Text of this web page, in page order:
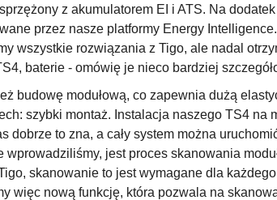
z akumulatorem EI i ATS. Na
przez nasze platformy Energy
wszystkie rozwiązania z Tigo, ale nadal
baterie - omówię je nieco bardziej
budowę modułową, co zapewnia dużą
szybki montaż. Instalacja naszego TS4 na
dobrze to zna, a cały system można
wprowadziliśmy, jest proces skanowania
skanowanie to jest wymagane dla
więc nową funkcję, która pozwala na